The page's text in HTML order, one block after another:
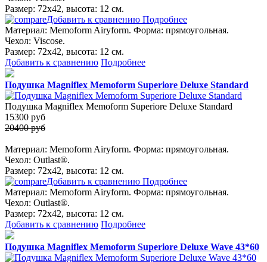
Размер: 72х42, высота: 12 см.
Добавить к сравнению Подробнее
Материал: Memoform Airyform. Форма: прямоугольная.
Чехол: Viscose.
Размер: 72х42, высота: 12 см.
Добавить к сравнению Подробнее
Подушка Magniflex Memoform Superiore Deluxe Standard
Подушка Magniflex Memoform Superiore Deluxe Standard
15300 руб
20400 руб
Материал: Memoform Airyform. Форма: прямоугольная.
Чехол: Outlast®.
Размер: 72х42, высота: 12 см.
Добавить к сравнению Подробнее
Материал: Memoform Airyform. Форма: прямоугольная.
Чехол: Outlast®.
Размер: 72х42, высота: 12 см.
Добавить к сравнению Подробнее
Подушка Magniflex Memoform Superiore Deluxe Wave 43*60